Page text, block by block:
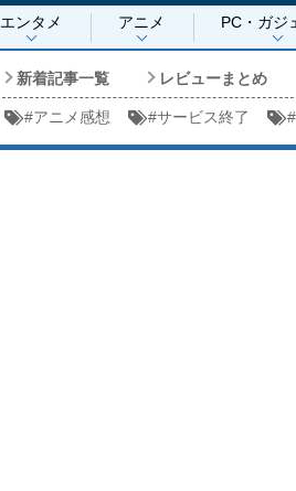
エンタメ アニメ PC・ガジ
新着記事一覧 レビューまとめ
#アニメ感想 #サービス終了 #